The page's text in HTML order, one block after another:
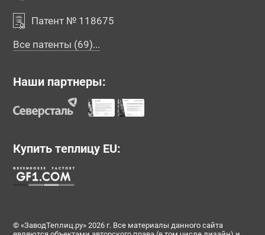
Патент № 118675
Все патенты (69)...
Наши партнеры:
Купить теплицу EU:
© «ЗаводТеплиц.ру» 2026 г. Все материалы данного сайта